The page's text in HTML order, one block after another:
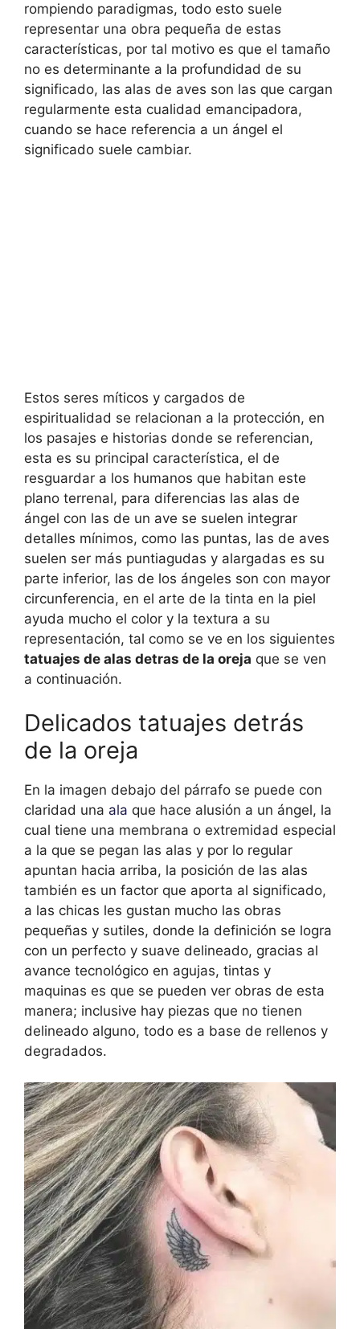
rompiendo paradigmas, todo esto suele
representar una obra pequeña de estas
características, por tal motivo es que el tamaño
no es determinante a la profundidad de su
significado, las alas de aves son las que cargan
regularmente esta cualidad emancipadora,
cuando se hace referencia a un ángel el
significado suele cambiar.
Estos seres míticos y cargados de
espiritualidad se relacionan a la protección, en
los pasajes e historias donde se referencian,
esta es su principal característica, el de
resguardar a los humanos que habitan este
plano terrenal, para diferencias las alas de
ángel con las de un ave se suelen integrar
detalles mínimos, como las puntas, las de aves
suelen ser más puntiagudas y alargadas es su
parte inferior, las de los ángeles son con mayor
circunferencia, en el arte de la tinta en la piel
ayuda mucho el color y la textura a su
representación, tal como se ve en los siguientes
tatuajes de alas detras de la oreja que se ven
a continuación.
Delicados tatuajes detrás
de la oreja
En la imagen debajo del párrafo se puede con
claridad una ala que hace alusión a un ángel, la
cual tiene una membrana o extremidad especial
a la que se pegan las alas y por lo regular
apuntan hacia arriba, la posición de las alas
también es un factor que aporta al significado,
a las chicas les gustan mucho las obras
pequeñas y sutiles, donde la definición se logra
con un perfecto y suave delineado, gracias al
avance tecnológico en agujas, tintas y
maquinas es que se pueden ver obras de esta
manera; inclusive hay piezas que no tienen
delineado alguno, todo es a base de rellenos y
degradados.